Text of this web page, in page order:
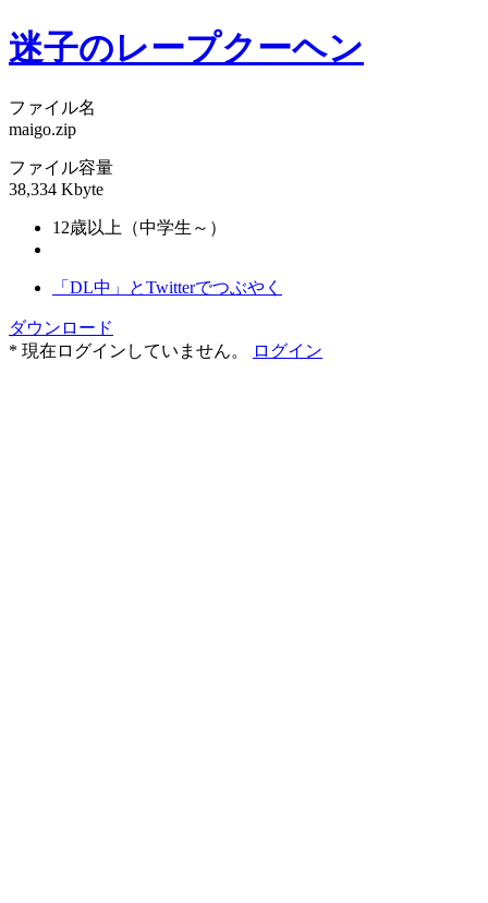
迷子のレープクーヘン
ファイル名
maigo.zip
ファイル容量
38,334 Kbyte
12歳以上（中学生～）
「DL中」とTwitterでつぶやく
ダウンロード
* 現在ログインしていません。
ログイン